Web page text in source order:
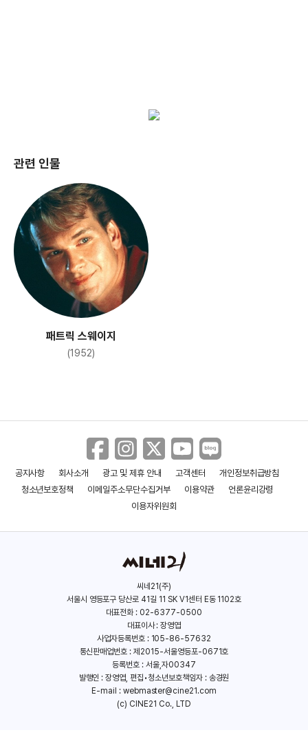
관련 인물
패트릭 스웨이지
(1952)
공지사항 회사소개 광고 및 제휴 안내 고객센터
개인정보취급방침
청소년보호정책
이메일주소무단수집거부 이용약관
언론윤리강령
이용자위원회
씨네21(주)
서울시 영등포구 당산로 41길 11 SK V1센터 E동 1102호
대표전화 : 02-6377-0500
대표이사 : 장영엽
사업자등록번호 : 105-86-57632
통신판매업번호 : 제2015-서울영등포-0671호
등록번호 : 서울,자00347
발행인 : 장영엽, 편집•청소년보호책임자 : 송경원
E-mail : webmaster@cine21.com
(c) CINE21 Co., LTD